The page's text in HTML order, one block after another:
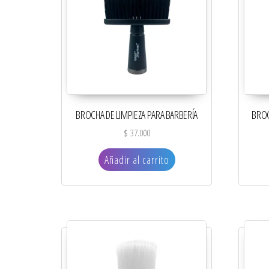
BROCHA DE LIMPIEZA PARA BARBERÍA
$ 37.000
Añadir al carrito